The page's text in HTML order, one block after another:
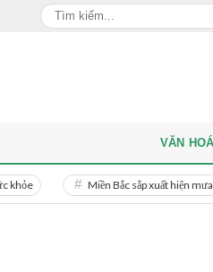
Miền Bắc sắp xuất hiện mưa to đến rất to
VĂN HOÁ